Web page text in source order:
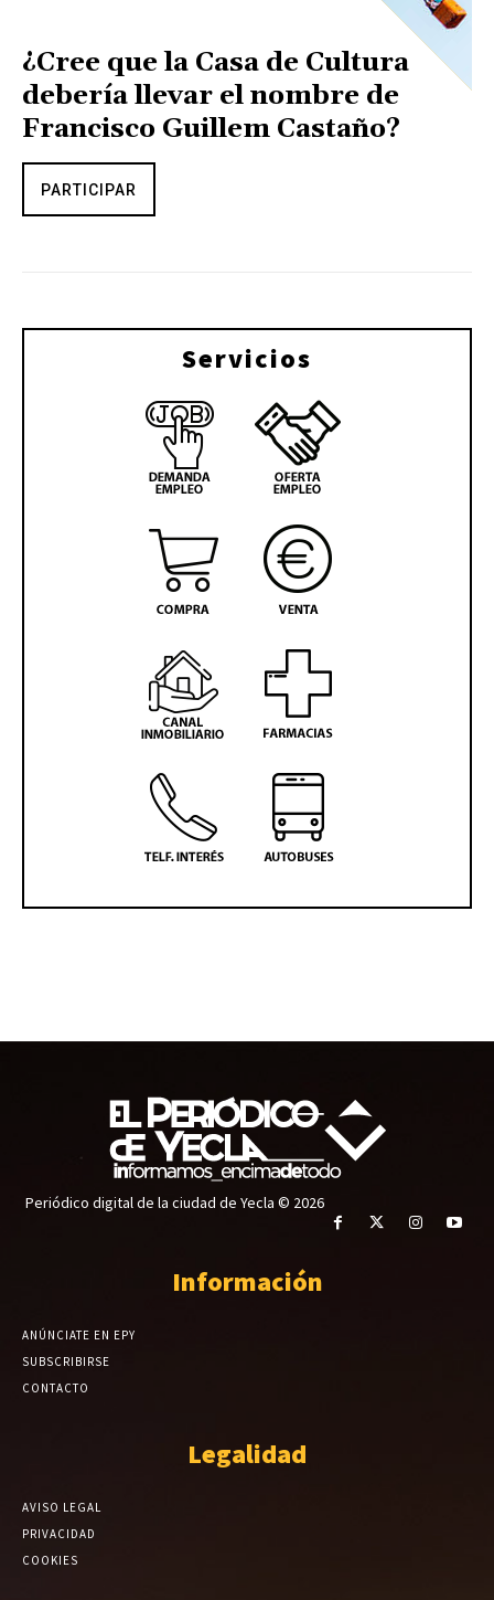
¿Cree que la Casa de Cultura
debería llevar el nombre de
Francisco Guillem Castaño?
PARTICIPAR
Servicios
Periódico digital de la ciudad de Yecla © 2026
Información
ANÚNCIATE EN EPY
SUBSCRIBIRSE
CONTACTO
Legalidad
AVISO LEGAL
PRIVACIDAD
COOKIES